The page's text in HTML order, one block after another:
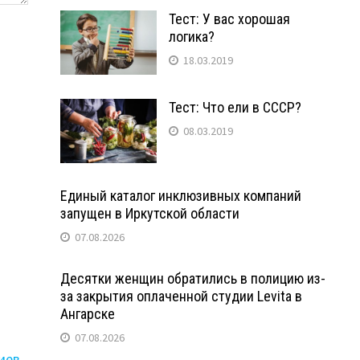
Тест: У вас хорошая
логика?
18.03.2019
Тест: Что ели в СССР?
08.03.2019
Единый каталог инклюзивных компаний
запущен в Иркутской области
07.08.2026
Десятки женщин обратились в полицию из-
за закрытия оплаченной студии Levita в
Ангарске
07.08.2026